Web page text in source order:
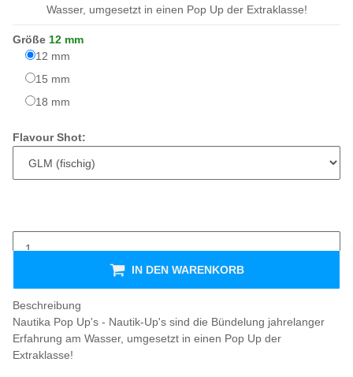
Wasser, umgesetzt in einen Pop Up der Extraklasse!
Größe 12 mm
12 mm
15 mm
18 mm
Flavour Shot:
IN DEN WARENKORB
Beschreibung
Nautika Pop Up's - Nautik-Up's sind die Bündelung jahrelanger
Erfahrung am Wasser, umgesetzt in einen Pop Up der
Extraklasse!